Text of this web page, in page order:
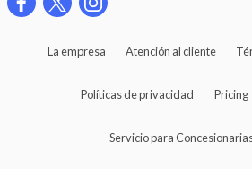
La empresa Atención al cliente
Políticas de privacidad Pricing
Servicio para